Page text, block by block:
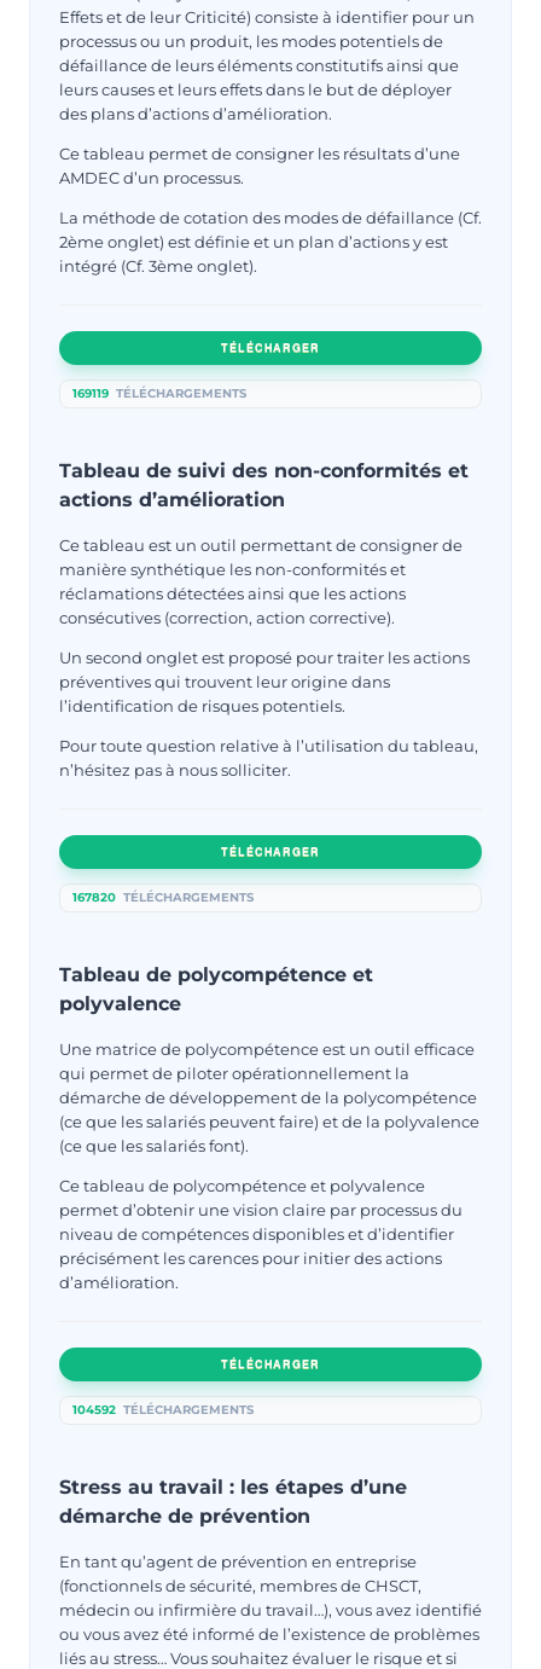
Effets et de leur Criticité) consiste à identifier pour un
processus ou un produit, les modes potentiels de
défaillance de leurs éléments constitutifs ainsi que
leurs causes et leurs effets dans le but de déployer
des plans d’actions d’amélioration.
Ce tableau permet de consigner les résultats d’une
AMDEC d’un processus.
La méthode de cotation des modes de défaillance (Cf.
2ème onglet) est définie et un plan d’actions y est
intégré (Cf. 3ème onglet).
TÉLÉCHARGER
169119 TÉLÉCHARGEMENTS
Tableau de suivi des non-conformités et
actions d’amélioration
Ce tableau est un outil permettant de consigner de
manière synthétique les non-conformités et
réclamations détectées ainsi que les actions
consécutives (correction, action corrective).
Un second onglet est proposé pour traiter les actions
préventives qui trouvent leur origine dans
l’identification de risques potentiels.
Pour toute question relative à l’utilisation du tableau,
n’hésitez pas à nous solliciter.
TÉLÉCHARGER
167820 TÉLÉCHARGEMENTS
Tableau de polycompétence et
polyvalence
Une matrice de polycompétence est un outil efficace
qui permet de piloter opérationnellement la
démarche de développement de la polycompétence
(ce que les salariés peuvent faire) et de la polyvalence
(ce que les salariés font).
Ce tableau de polycompétence et polyvalence
permet d’obtenir une vision claire par processus du
niveau de compétences disponibles et d’identifier
précisément les carences pour initier des actions
d’amélioration.
TÉLÉCHARGER
104592 TÉLÉCHARGEMENTS
Stress au travail : les étapes d’une
démarche de prévention
En tant qu’agent de prévention en entreprise
(fonctionnels de sécurité, membres de CHSCT,
médecin ou infirmière du travail…), vous avez identifié
ou vous avez été informé de l’existence de problèmes
liés au stress… Vous souhaitez évaluer le risque et si